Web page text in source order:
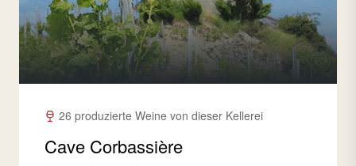
26 produzierte Weine von dieser Kellerei
Cave Corbassière